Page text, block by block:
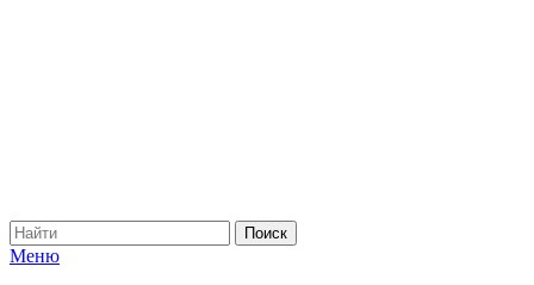
Меню